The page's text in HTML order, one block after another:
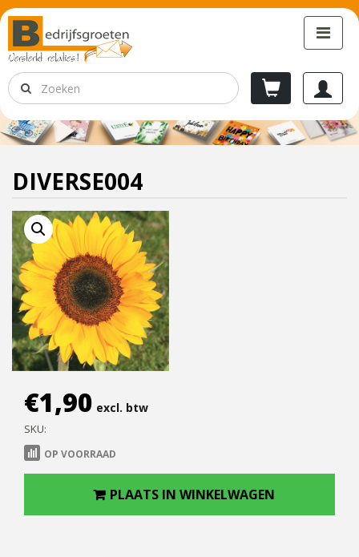
DIVERSE004
€1,90 excl. btw
SKU:
OP VOORRAAD
PLAATS IN WINKELWAGEN